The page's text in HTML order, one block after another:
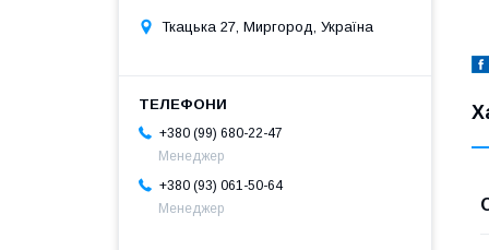
Ткацька 27, Миргород, Україна
+380 (99) 680-22-47
Менеджер
+380 (93) 061-50-64
Менеджер